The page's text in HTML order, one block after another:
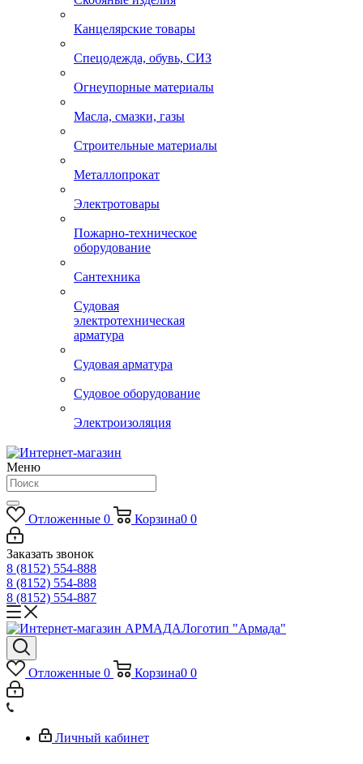
Канцелярские товары
Спецодежда, обувь, СИЗ
Огнеупорные материалы
Масла, смазки, газы
Строительные материалы
Металлопрокат
Электротовары
Пожарно-техническое
оборудование
Сантехника
Судовая
электротехническая
арматура
Судовая арматура
Судовое оборудование
Электроизоляция
Меню
Отложенные 0 Корзина0 0
Заказать звонок
8 (8152) 554-888
8 (8152) 554-888
8 (8152) 554-887
Логотип "Армада"
Отложенные 0 Корзина0 0
Личный кабинет